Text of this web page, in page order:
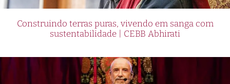
Construindo terras puras, vivendo em sanga com
sustentabilidade | CEBB Abhirati